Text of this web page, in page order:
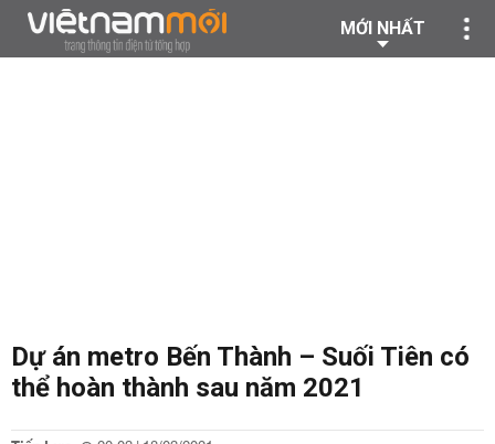
MỚI NHẤT
Dự án metro Bến Thành – Suối Tiên có
thể hoàn thành sau năm 2021